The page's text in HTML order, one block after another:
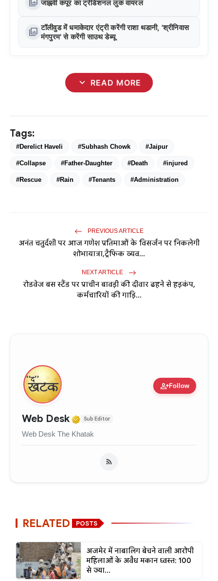
photo_library जाह्नवी कपूर का ट्रेडिशनल लुक वायरल
photo_library टॉलीवुड में धमाकेदार एंट्री करेंगी राशा थडानी, 'श्रीनिवास
मंगपुरम' से करेंगी साउथ डेब्यू
expand_more READ MORE
Tags:
#Derelict Haveli #Subhash Chowk #Jaipur
#Collapse #Father-Daughter #Death #injured
#Rescue #Rain #Tenants #Administration
PREVIOUS ARTICLE
अनंत चतुर्दशी पर आज गणेश प्रतिमाओं के विसर्जन पर निकलेगी
शोभायात्रा,ट्रैफिक व्यव...
NEXT ARTICLE
रोडवेज बस स्टैंड पर प्राचीन बावड़ी की दीवार ढहने से हड़कंप,
कर्मचारियों की गाड़ि...
person_addFollow
Web Desk Verified Media or
Sub Editor
Web Desk The Khatak
RELATED POSTS
अजमेर में नाबालिग बेचने वाली आरोपी
महिलाओं के अवैध मकान ध्वस्त: 100
से ज्या...